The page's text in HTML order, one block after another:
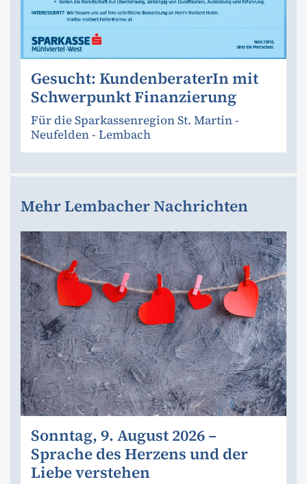
Gesucht: KundenberaterIn mit
Schwerpunkt Finanzierung
Für die Sparkassenregion St. Martin -
Neufelden - Lembach
Mehr Lembacher Nachrichten
Sonntag, 9. August 2026 –
Sprache des Herzens und der
Liebe verstehen